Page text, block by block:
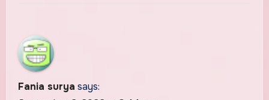
Fania surya says: